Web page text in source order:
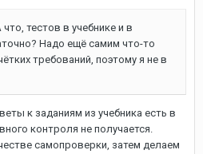
тестов в учебнике и в
Надо ещё самим что-то
требований, поэтому я не в
к заданиям из учебника есть в
контроля не получается.
самопроверки, затем делаем